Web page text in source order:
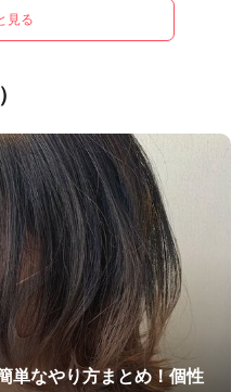
見る
単なやり方まとめ！個性